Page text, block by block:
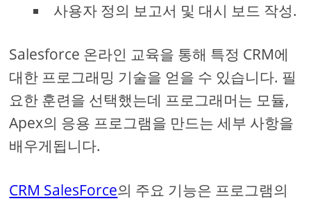
사용자 정의 보고서 및 대시 보드 작성.
Salesforce 온라인 교육을 통해 특정 CRM에
대한 프로그래밍 기술을 얻을 수 있습니다. 필
요한 훈련을 선택했는데 프로그래머는 모듈,
Apex의 응용 프로그램을 만드는 세부 사항을
배우게됩니다.
CRM SalesForce의 주요 기능은 프로그램의